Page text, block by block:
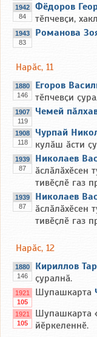
1942
84
Фёдоров
тӗпчевҫи,
1943
83
Романова
Нарӑс, 11
1880
146
Егоров
тӗпчевҫи
1907
119
Чемей
1908
118
Чурпай
кулӑш ӑсти
1939
87
Николаев
ӑслӑлӑхӗсен
тивӗҫлӗ газ
1939
87
Николаев
ӑслӑлӑхӗсен
тивӗҫлӗ газ
Нарӑс, 12
1880
146
Кириллов
ҫуралнӑ.
1921
105
Шупашкарта
1921
105
Шупашкарта
йӗркеленнӗ.